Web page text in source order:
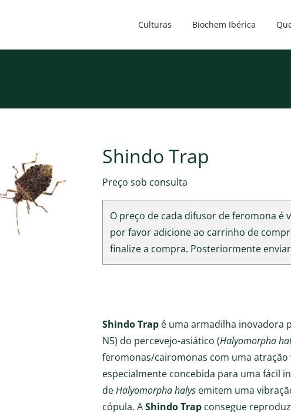
Culturas Biochem Ibérica
Shindo Trap
Preço sob consulta
O preço de cada difusor de feromona é
por favor adicione ao carrinho de
finalize a compra. Posteriormente
Shindo Trap é uma armadilha inovadora
N5) do percevejo-asiático (Halyomorpha
feromonas/cairomonas com uma
especialmente concebida para uma fácil
deHalyomorpha halys emitem uma
cópula. AShindo Trap consegue